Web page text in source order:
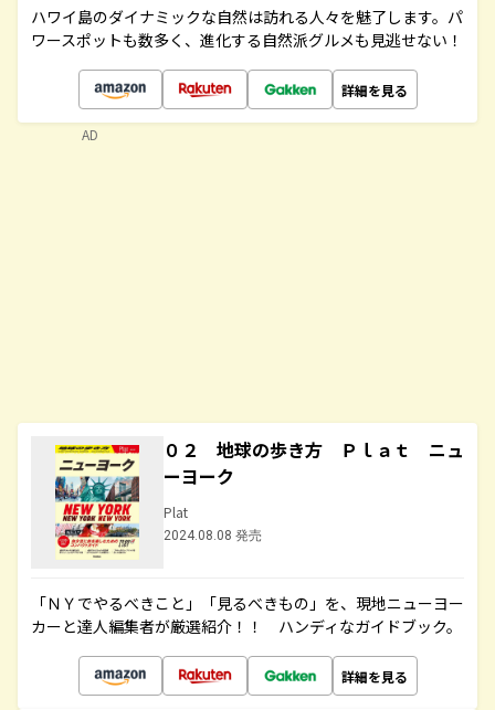
ハワイ島のダイナミックな自然は訪れる人々を魅了します。パ
ワースポットも数多く、進化する自然派グルメも見逃せない！
詳細を見る
０２ 地球の歩き方 Ｐｌａｔ ニュ
ーヨーク
Plat
2024.08.08 発売
「ＮＹでやるべきこと」「見るべきもの」を、現地ニューヨー
カーと達人編集者が厳選紹介！！ ハンディなガイドブック。
詳細を見る
AD